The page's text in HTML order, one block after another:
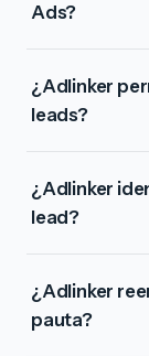
Ads?
¿Adlinker
leads?
¿Adlinker
lead?
¿Adlinker
pauta?